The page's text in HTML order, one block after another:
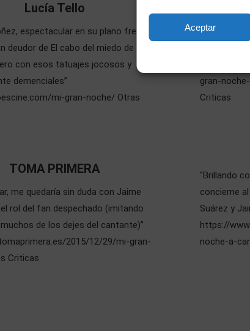
Aceptar
“…el que
haciendo
gran-
Criticas
Lucía Tello
espectacular en su plano frente
deudor de El cabo del miedo de
con esos tatuajes jocosos y
demenciales”
mi-gran-noche/ Otras
“Brillando
concierne
Suárez y
https://
noche-a-
TOMA PRIMERA
me quedaría sin duda con Jaime
rol del fan despechado (imitando
de los dejes del cantante)”
2015/12/29/mi-gran-
Criticas